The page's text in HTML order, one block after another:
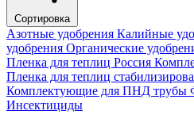
Сортировка
Азотные удобрения Калийные
удобрения Органические
Пленка для теплиц Россия
Пленка для теплиц
Комплектующие для ПНД трубы
Инсектициды